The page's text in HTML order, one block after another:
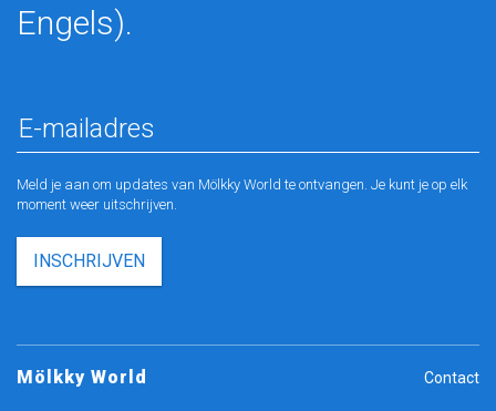
Engels).
Meld je aan om updates van Mölkky World te ontvangen. Je kunt je op elk
moment weer uitschrijven.
INSCHRIJVEN
Mölkky World Contact